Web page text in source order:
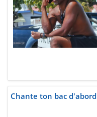
Chante ton bac d'abord